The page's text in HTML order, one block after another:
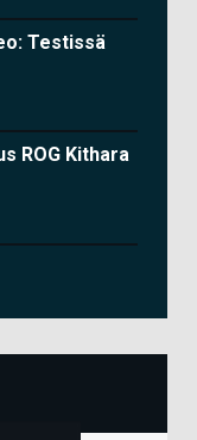
Testissä
ROG Kithara